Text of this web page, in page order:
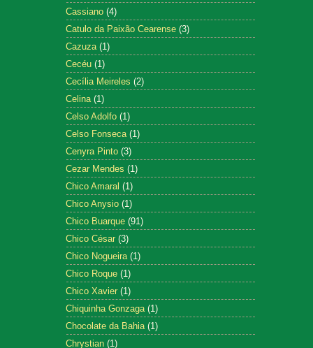
Cassiano (4)
Catulo da Paixão Cearense (3)
Cazuza (1)
Cecéu (1)
Cecília Meireles (2)
Celina (1)
Celso Adolfo (1)
Celso Fonseca (1)
Cenyra Pinto (3)
Cezar Mendes (1)
Chico Amaral (1)
Chico Anysio (1)
Chico Buarque (91)
Chico César (3)
Chico Nogueira (1)
Chico Roque (1)
Chico Xavier (1)
Chiquinha Gonzaga (1)
Chocolate da Bahia (1)
Chrystian (1)